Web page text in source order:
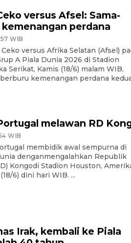
versus Afsel: Sama-
kemenangan perdana
WIB
versus Afrika Selatan (Afsel)
A Piala Dunia 2026 di Stadion
Serikat, Kamis (18/6) malam WIB,
kemenangan perdana
melawan RD
WIB
membidik awal sempurna di
denganmengalahkan Republik
Kongodi Stadion Houston,
6) dini hari WIB. ...
Irak, kembali ke Piala